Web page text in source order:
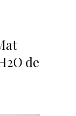
de